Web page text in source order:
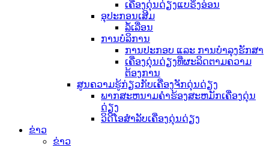
ເຄື່ອງດຸ່ນດ່ຽງແບຣິ່ງອ່ອນ
ອຸປະກອນເສີມ
ລໍ້ເລື່ອນ
ການບໍລິການ
ການປະກອບ ແລະ ການບຳລຸງຮັກສາ
ເຄື່ອງດຸ່ນດ່ຽງທີ່ຜະລິດຕາມຄວາມ
ຕ້ອງການ
ສູນຄວາມຮູ້ກ່ຽວກັບເຄື່ອງຈັກດຸ່ນດ່ຽງ
ພາກສະຫນາມຄໍາຮ້ອງສະຫມັກເຄື່ອງດຸ່ນ
ດ່ຽງ
ວິດີໂອສຳລັບເຄື່ອງດຸ່ນດ່ຽງ
ຂ່າວ
ຂ່າວ